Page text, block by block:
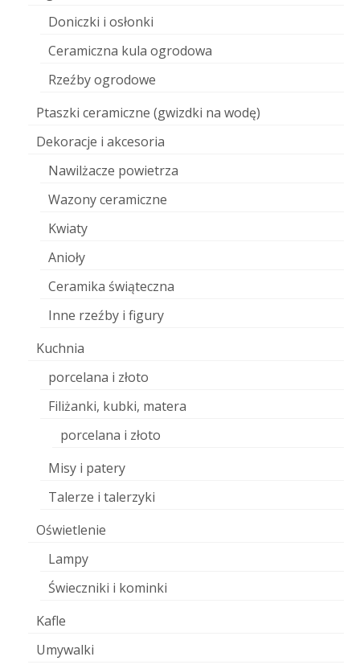
Doniczki i osłonki
Ceramiczna kula ogrodowa
Rzeźby ogrodowe
Ptaszki ceramiczne (gwizdki na wodę)
Dekoracje i akcesoria
Nawilżacze powietrza
Wazony ceramiczne
Kwiaty
Anioły
Ceramika świąteczna
Inne rzeźby i figury
Kuchnia
porcelana i złoto
Filiżanki, kubki, matera
porcelana i złoto
Misy i patery
Talerze i talerzyki
Oświetlenie
Lampy
Świeczniki i kominki
Kafle
Umywalki